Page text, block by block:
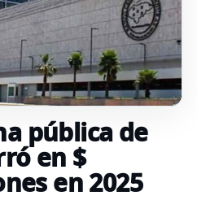
pública de
en $
en 2025